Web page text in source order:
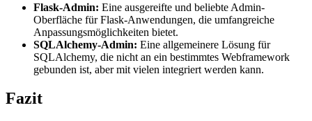
Flask-Admin: Eine ausgereifte und beliebte Admin-
Oberfläche für Flask-Anwendungen, die umfangreiche
Anpassungsmöglichkeiten bietet.
SQLAlchemy-Admin: Eine allgemeinere Lösung für
SQLAlchemy, die nicht an ein bestimmtes Webframework
gebunden ist, aber mit vielen integriert werden kann.
Fazit